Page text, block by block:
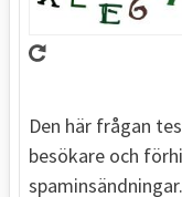
Den här frågan
besökare och
spaminsändningar.